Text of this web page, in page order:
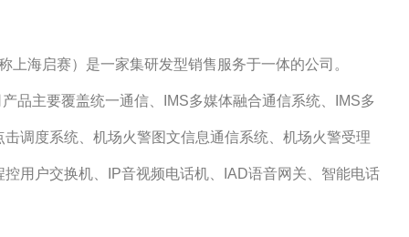
上海启赛）是一家集研发型销售服务于一体的公司。
主要覆盖统一通信、IMS多媒体融合通信系统、IMS多
调度系统、机场火警图文信息通信系统、机场火警受理
用户交换机、IP音视频电话机、IAD语音网关、智能电话